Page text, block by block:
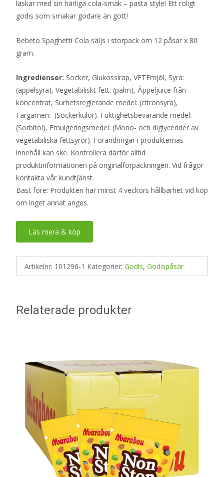
läskar med sin härliga cola-smak – pasta style! Ett roligt
godis som smakar godare än gott!
Bebeto Spaghetti Cola säljs i storpack om 12 påsar x 80
gram.
Ingredienser: Socker, Glukossirap, VETEmjöl, Syra:
(äppelsyra), Vegetabiliskt fett: (palm), Äppeljuice från
koncentrat, Surhetsreglerande medel: (citronsyra),
Färgämen: (Sockerkulör). Fuktighetsbevarande medel:
(Sorbitol), Emulgeringsmedel: (Mono- och diglycerider av
vegetabiliska fettsyror). Förändringar i produkternas
innehåll kan ske. Kontrollera därför alltid
produktinformationen på originalförpackningen. Vid frågor
kontakta vår kundtjänst.
Bäst före: Produkten har minst 4 veckors hållbarhet vid köp
om inget annat anges.
Läs mera & köp
Artikelnr: 101296-1 Kategorier: Godis, Godispåsar
Relaterade produkter